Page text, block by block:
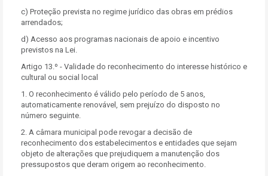
c) Proteção prevista no regime jurídico das obras em prédios
arrendados;
d) Acesso aos programas nacionais de apoio e incentivo
previstos na Lei.
Artigo 13.º - Validade do reconhecimento do interesse histórico e
cultural ou social local
1. O reconhecimento é válido pelo período de 5 anos,
automaticamente renovável, sem prejuízo do disposto no
número seguinte.
2. A câmara municipal pode revogar a decisão de
reconhecimento dos estabelecimentos e entidades que sejam
objeto de alterações que prejudiquem a manutenção dos
pressupostos que deram origem ao reconhecimento.